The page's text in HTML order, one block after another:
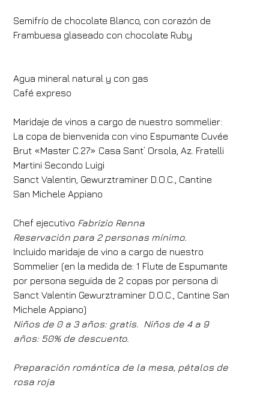
Hotel
FH55 Hotels
Llegada
07/08/2026
Salida
08/08/2026
Habitaciones
1
Adultos
2
0
Código de descuento
Reserve
Modificar la reserva
Semifrío de chocolate Blanco, con corazón de
Frambuesa glaseado con chocolate Ruby
Agua mineral natural y con gas
Café expreso
Maridaje de vinos a cargo de nuestro sommelier:
La copa de bienvenida con vino Espumante Cuvée
Brut «Master C.27» Casa Sant’ Orsola, Az. Fratelli
Martini Secondo Luigi
Sanct Valentin, Gewurztraminer D.O.C., Cantine
San Michele Appiano
Chef ejecutivo Fabrizio Renna
Reservación para 2 personas mínimo.
Incluido maridaje de vino a cargo de nuestro
Sommelier (en la medida de: 1 Flute de Espumante
por persona seguida de 2 copas por persona di
Sanct Valentin Gewurztraminer D.O.C., Cantine San
Michele Appiano)
Niños de 0 a 3 años: gratis. Niños de 4 a 9
años: 50% de descuento.
Preparación romántica de la mesa, pétalos de
rosa roja